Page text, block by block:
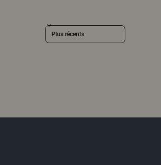
Sort reviews by